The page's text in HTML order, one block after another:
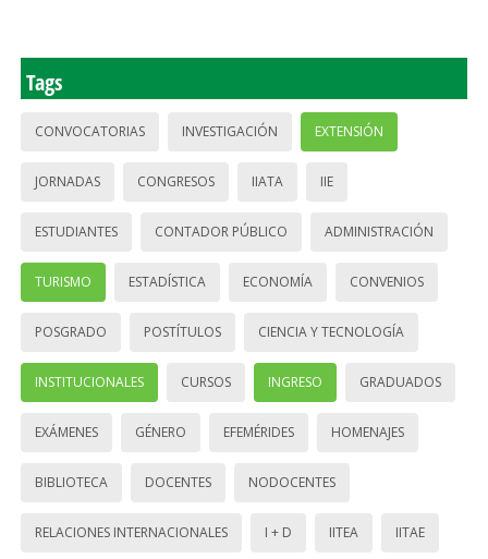
Tags
CONVOCATORIAS INVESTIGACIÓN EXTENSIÓN
JORNADAS CONGRESOS IIATA IIE
ESTUDIANTES CONTADOR PÚBLICO ADMINISTRACIÓN
TURISMO ESTADÍSTICA ECONOMÍA CONVENIOS
POSGRADO POSTÍTULOS CIENCIA Y TECNOLOGÍA
INSTITUCIONALES CURSOS INGRESO GRADUADOS
EXÁMENES GÉNERO EFEMÉRIDES HOMENAJES
BIBLIOTECA DOCENTES NODOCENTES
RELACIONES INTERNACIONALES I + D IITEA IITAE